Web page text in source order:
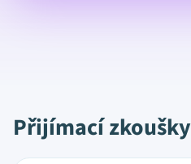
Přijímací zkoušky